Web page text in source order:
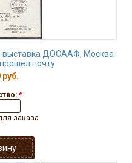
выставка ДОСААФ, Москва
почту
руб.
*
заказа